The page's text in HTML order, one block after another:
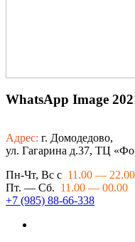
WhatsApp Image
Адрес: г. Домодедово,
ул. Гагарина д.37, ТЦ
Пн-Чт, Вс с 11.00 — 22.00
Пт. — Сб. 11.00 — 00.00
+7 (985) 88-66-338